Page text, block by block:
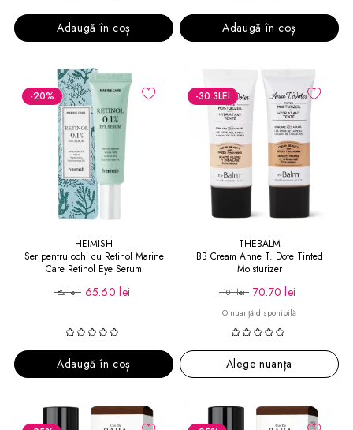
Adaugă în coș Adaugă în coș
-20%
HEIMISH
Ser pentru ochi cu Retinol Marine
Care Retinol Eye Serum
82 lei 65.60 lei
Adaugă în coș
-30.3LEI
THEBALM
BB Cream Anne T. Dote Tinted
Moisturizer
101 lei 70.70 lei
O nuanță disponibilă
Alege nuanța